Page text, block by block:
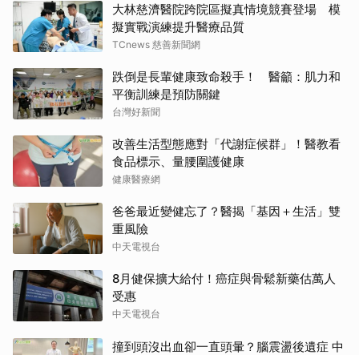
大林慈濟醫院跨院區擬真情境競賽登場 模
擬實戰演練提升醫療品質
TCnews 慈善新聞網
跌倒是長輩健康致命殺手！ 醫籲：肌力和
平衡訓練是預防關鍵
台灣好新聞
改善生活型態應對「代謝症候群」！醫教看
食品標示、量腰圍護健康
健康醫療網
爸爸最近變健忘了？醫揭「基因＋生活」雙
重風險
中天電視台
8月健保擴大給付！癌症與骨鬆新藥估萬人
受惠
中天電視台
撞到頭沒出血卻一直頭暈？腦震盪後遺症 中